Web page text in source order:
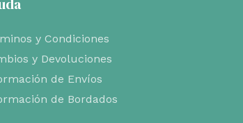
y Condiciones
y Devoluciones
de Envíos
de Bordados